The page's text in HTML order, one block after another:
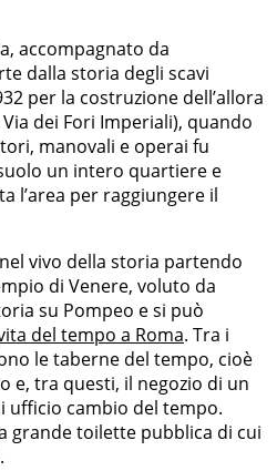
accompagnato da
dalla storia degli scavi
per la costruzione dell’allora
dei Fori Imperiali), quando
manovali e operai fu
un intero quartiere e
l’area per raggiungere il
vivo della storia partendo
di Venere, voluto da
su Pompeo e si può
del tempo a Roma. Tra i
le taberne del tempo, cioè
e, tra questi, il negozio di un
ufficio cambio del tempo.
grande toilette pubblica di cui